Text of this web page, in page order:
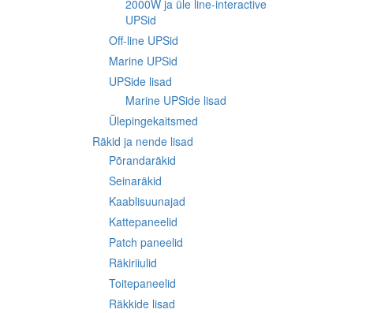
2000W ja üle line-interactive
UPSid
Off-line UPSid
Marine UPSid
UPSide lisad
Marine UPSide lisad
Ülepingekaitsmed
Räkid ja nende lisad
Põrandaräkid
Seinaräkid
Kaablisuunajad
Kattepaneelid
Patch paneelid
Räkiriiulid
Toitepaneelid
Räkkide lisad